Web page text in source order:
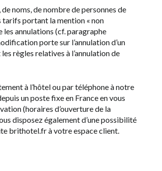
noms, de nombre de personnes de
tarifs portant la mention « non
les annulations (cf. paragraphe
porte sur l’annulation d’un
règles relatives à l’annulation de
à l’hôtel ou par téléphone à notre
un poste fixe en France en vous
(horaires d’ouverture de la
disposez également d’une possibilité
brithotel.fr à votre espace client.